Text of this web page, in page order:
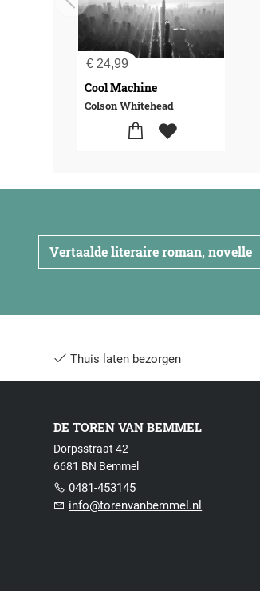
€ 24,99
Cool Machine
Colson Whitehead
Vertaalde literaire roman, novelle
Thuis laten bezorgen
DE TOREN VAN BEMMEL
Dorpsstraat 42
6681 BN Bemmel
0481-453145
info@torenvanbemmel.nl